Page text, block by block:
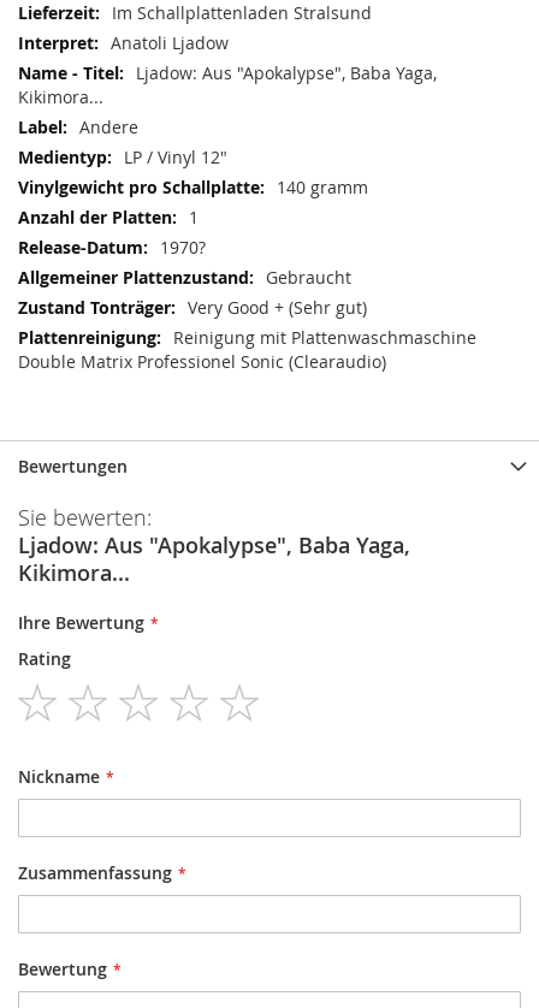
Im Schallplattenladen Stralsund
Anatoli Ljadow
Ljadow: Aus "Apokalypse", Baba Yaga,
Kikimora...
Andere
LP / Vinyl 12"
140 gramm
1
1970?
Gebraucht
Very Good + (Sehr gut)
Reinigung mit Plattenwaschmaschine
Double Matrix Professionel Sonic (Clearaudio)
Bewertungen
Sie bewerten:
Ljadow: Aus "Apokalypse", Baba Yaga,
Kikimora...
Ihre Bewertung
Rating
1
star
2
stars
3
stars
4
stars
Nickname
Zusammenfassung
Bewertung